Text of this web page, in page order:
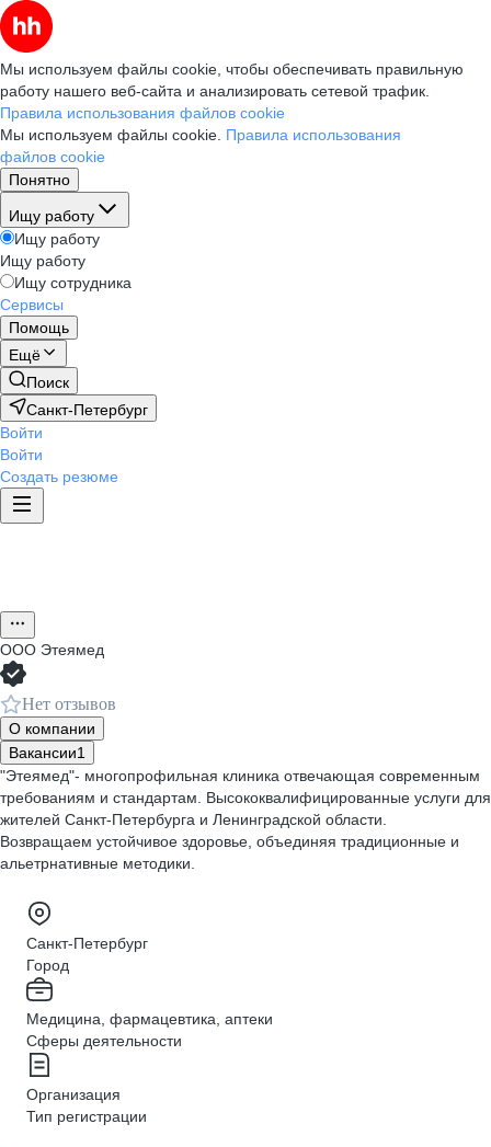
Мы используем файлы cookie, чтобы обеспечивать правильную
работу нашего веб-сайта и анализировать сетевой трафик.
Правила использования файлов cookie
Мы используем файлы cookie. Правила использования
файлов cookie
Понятно
Ищу работу
Ищу работу
Ищу работу
Ищу сотрудника
Сервисы
Помощь
Ещё
Поиск
Санкт-Петербург
Войти
Войти
Создать резюме
ООО Этеямед
Нет отзывов
О компании
Вакансии1
"Этеямед"- многопрофильная клиника отвечающая современным
требованиям и стандартам. Высококвалифицированные услуги для
жителей Санкт-Петербурга и Ленинградской области.
Возвращаем устойчивое здоровье, объединяя традиционные и
альетрнативные методики.
Санкт-Петербург
Город
Медицина, фармацевтика, аптеки
Сферы деятельности
Организация
Тип регистрации